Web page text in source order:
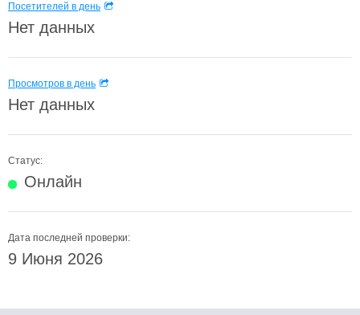
Посетителей в день
Нет данных
Просмотров в день
Нет данных
Статус:
Онлайн
Дата последней проверки:
9 Июня 2026